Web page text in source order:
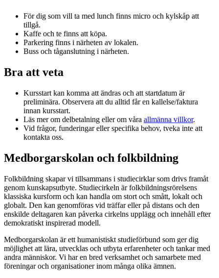
För dig som vill ta med lunch finns micro och kylskåp att
tillgå.
Kaffe och te finns att köpa.
Parkering finns i närheten av lokalen.
Buss och tåganslutning i närheten.
Bra att veta
Kursstart kan komma att ändras och att startdatum är
preliminära. Observera att du alltid får en kallelse/faktura
innan kursstart.
Läs mer om delbetalning eller om våra allmänna villkor.
Vid frågor, funderingar eller specifika behov, tveka inte att
kontakta oss.
Medborgarskolan och folkbildning
Folkbildning skapar vi tillsammans i studiecirklar som drivs framåt
genom kunskapsutbyte. Studiecirkeln är folkbildningsrörelsens
klassiska kursform och kan handla om stort och smått, lokalt och
globalt. Den kan genomföras vid träffar eller på distans och den
enskilde deltagaren kan påverka cirkelns upplägg och innehåll efter
demokratiskt inspirerad modell.
Medborgarskolan är ett humanistiskt studieförbund som ger dig
möjlighet att lära, utvecklas och utbyta erfarenheter och tankar med
andra människor. Vi har en bred verksamhet och samarbete med
föreningar och organisationer inom många olika ämnen.